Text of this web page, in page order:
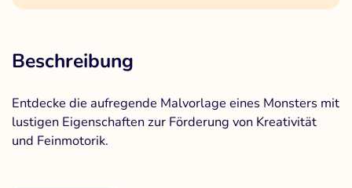
Beschreibung
Entdecke die aufregende Malvorlage eines Monsters mit
lustigen Eigenschaften zur Förderung von Kreativität
und Feinmotorik.